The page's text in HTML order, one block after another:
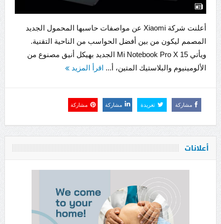
أعلنت شركة Xiaomi عن مواصفات حاسبها المحمول الجديد
المصمم ليكون من بين أفضل الحواسب من الناحية التقنية.
ويأتي Mi Notebook Pro X 15 الجديد بهيكل أنيق مصنوع من
الألومينيوم والبلاستيك المتين، أ... اقرأ المزيد
مشاركة تغريدة مشاركة مشاركة
أعلانات